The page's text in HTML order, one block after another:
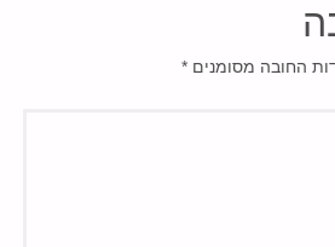
החובה מסומנים *